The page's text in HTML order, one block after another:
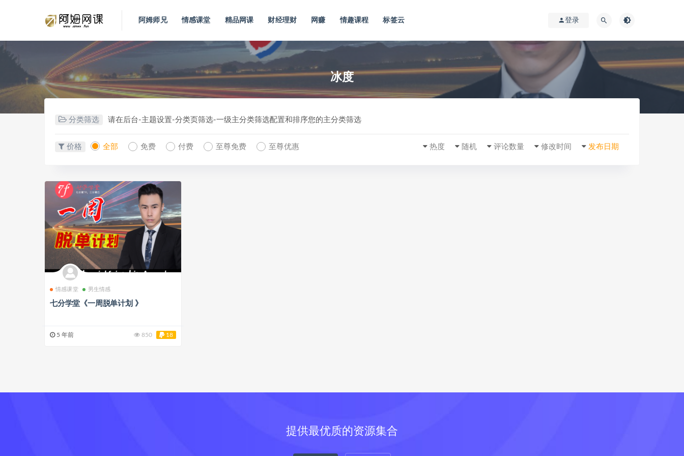
阿姆师兄 情感课堂 精品网课 财经理财 网赚 情趣课程 标签云 登录
冰度
分类筛选 请在后台-主题设置-分类页筛选-一级主分类筛选配置和排序您的主分类筛选
价格 全部 免费 付费 至尊免费 至尊优惠 发布日期
修改时间
评论数量
随机
热度
情感课堂 男生情感
七分学堂《一周脱单计划 》
5 年前 850 18
提供最优质的资源集合